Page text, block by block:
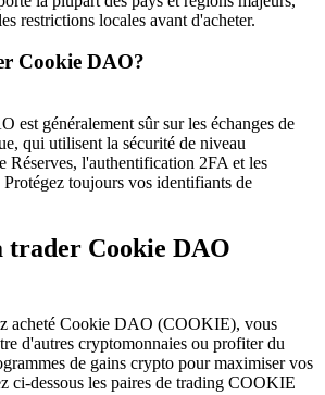
restrictions locales avant d'acheter.
Cookie DAO?
est généralement sûr sur les échanges de
qui utilisent la sécurité de niveau
Réserves, l'authentification 2FA et les
toujours vos identifiants de
trader Cookie DAO
acheté Cookie DAO (COOKIE), vous
d'autres cryptomonnaies ou profiter du
de gains crypto pour maximiser vos
ci-dessous les paires de trading COOKIE